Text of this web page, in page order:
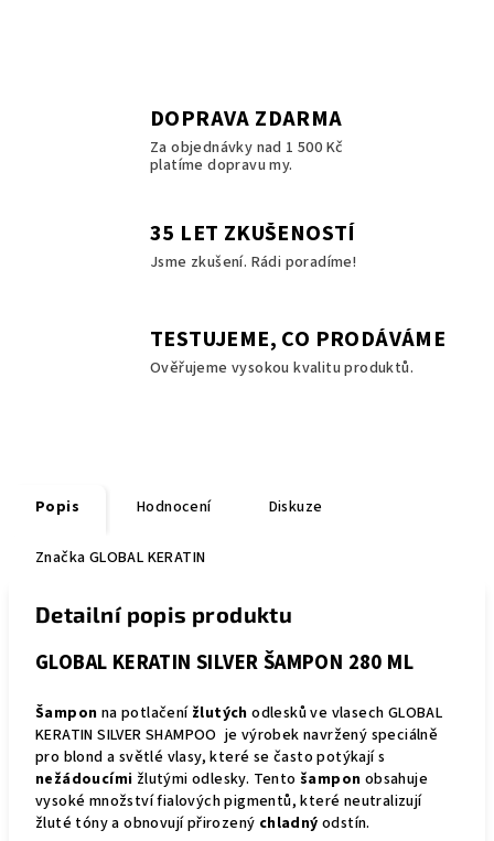
DOPRAVA ZDARMA
Za objednávky nad 1 500 Kč
platíme dopravu my.
35 LET ZKUŠENOSTÍ
Jsme zkušení. Rádi poradíme!
TESTUJEME, CO PRODÁVÁME
Ověřujeme vysokou kvalitu produktů.
Popis Hodnocení Diskuze
Značka GLOBAL KERATIN
Detailní popis produktu
GLOBAL KERATIN SILVER ŠAMPON 280 ML
Šampon na potlačení žlutých odlesků ve vlasech GLOBAL
KERATIN SILVER SHAMPOO je výrobek navržený speciálně
pro blond a světlé vlasy, které se často potýkají s
nežádoucími žlutými odlesky. Tento šampon obsahuje
vysoké množství fialových pigmentů, které neutralizují
žluté tóny a obnovují přirozený chladný odstín.